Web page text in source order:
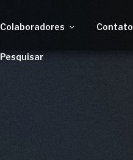
Colaboradores Contato
Pesquisar